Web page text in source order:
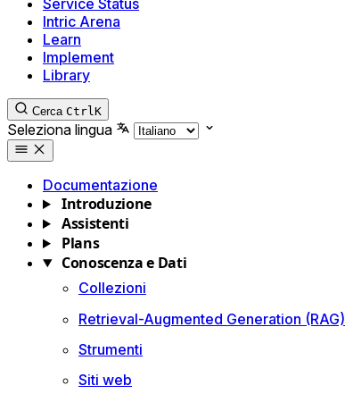
Service Status
Intric Arena
Learn
Implement
Library
Cerca CtrlK
Seleziona lingua
Documentazione
Introduzione
Assistenti
Plans
Conoscenza e Dati
Collezioni
Retrieval-Augmented Generation (RAG)
Strumenti
Siti web